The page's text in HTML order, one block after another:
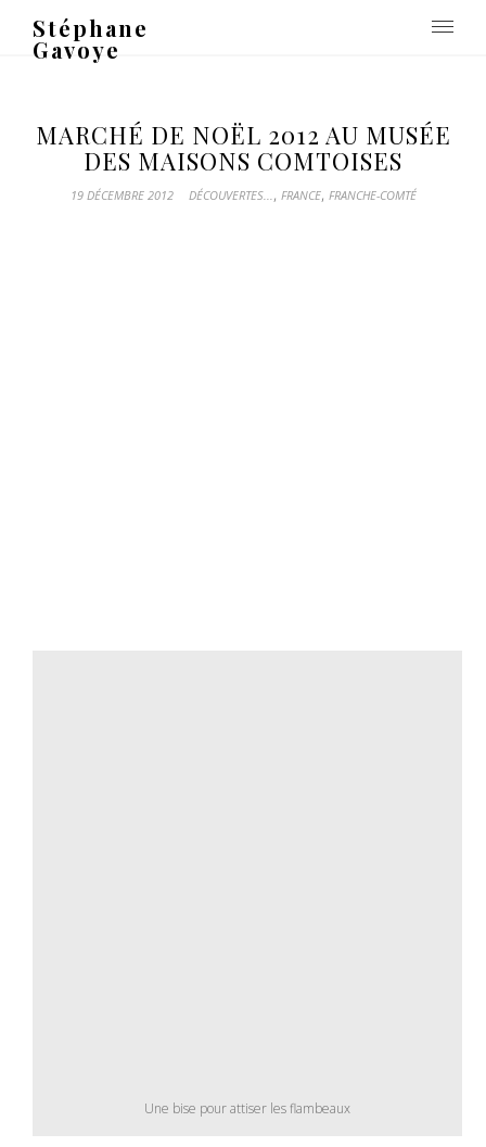
Stéphane
Gavoye
MARCHÉ DE NOËL 2012 AU MUSÉE
DES MAISONS COMTOISES
19 DÉCEMBRE 2012 DÉCOUVERTES..., FRANCE, FRANCHE-COMTÉ
Une bise pour attiser les flambeaux